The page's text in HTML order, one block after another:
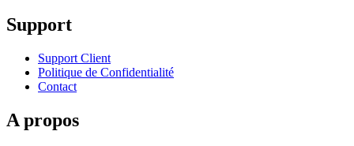
Support
Support Client
Politique de Confidentialité
Contact
A propos